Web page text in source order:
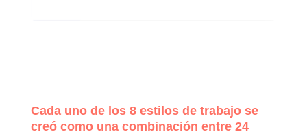
Cada uno de los 8 estilos de trabajo se
creó como una combinación entre 24